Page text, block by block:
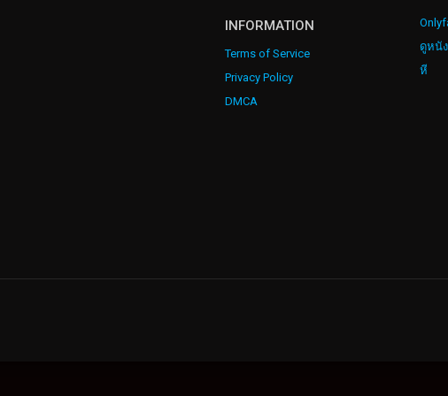
INFORMATION
Terms of Service
Privacy Policy
DMCA
ดูหนั
หี